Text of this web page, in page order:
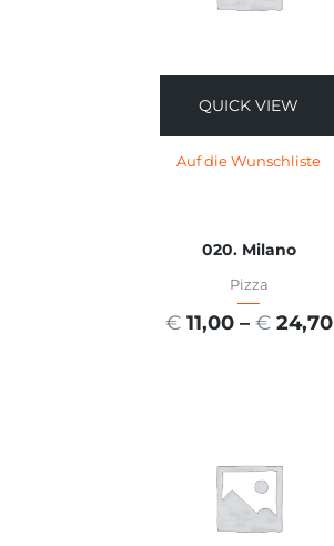
QUICK VIEW
Auf die Wunschliste
020. Milano
Pizza
€ 11,00 – € 24,70